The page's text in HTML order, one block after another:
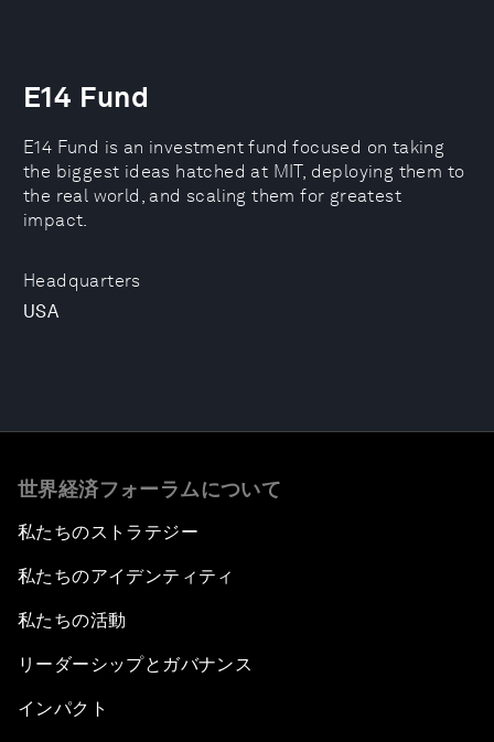
Headquarters
USA
E14 Fund
E14 Fund is an investment fund focused on taking
the biggest ideas hatched at MIT, deploying them to
the real world, and scaling them for greatest
impact.
世界経済フォーラムについて
私たちのストラテジー
私たちのアイデンティティ
私たちの活動
リーダーシップとガバナンス
インパクト